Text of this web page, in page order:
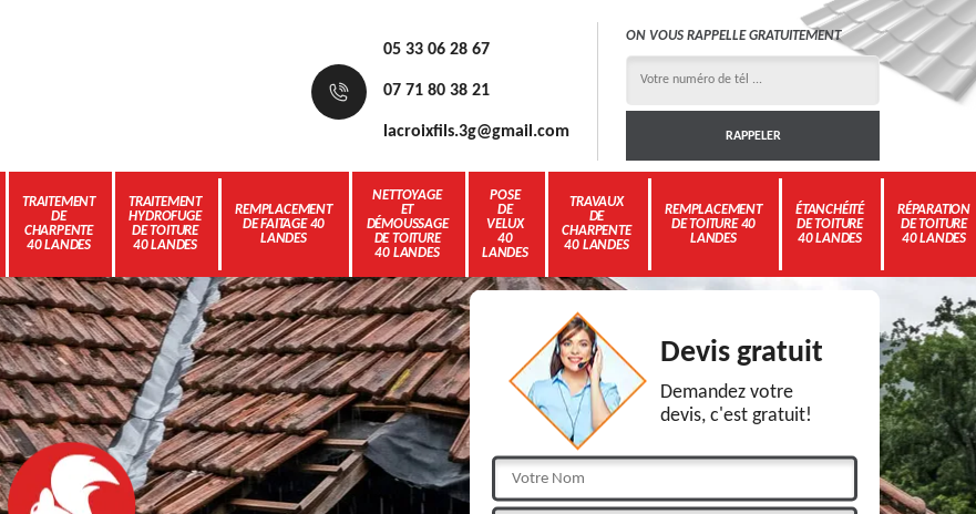
05 33 06 28 67
07 71 80 38 21
lacroixfils.3g@gmail.com
ON VOUS RAPPELLE GRATUITEMENT
TRAITEMENT
DE
CHARPENTE
40 LANDES
TRAITEMENT
HYDROFUGE
DE TOITURE
40 LANDES
REMPLACEMENT
DE FAITAGE 40
LANDES
NETTOYAGE
ET
DÉMOUSSAGE
DE TOITURE
40 LANDES
POSE
DE
VELUX
40
LANDES
TRAVAUX
DE
CHARPENTE
40 LANDES
REMPLACEMENT
DE TOITURE 40
LANDES
ÉTANCHÉITÉ
DE TOITURE
40 LANDES
RÉPARATION
DE TOITURE
40 LANDES
Devis gratuit
Demandez votre
devis, c'est gratuit!